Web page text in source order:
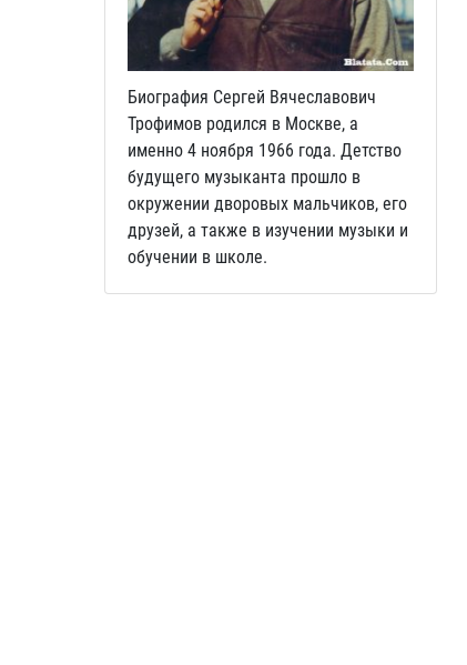
Биография Сергей Вячеславович
Трофимов родился в Москве, а
именно 4 ноября 1966 года. Детство
будущего музыканта прошло в
окружении дворовых мальчиков, его
друзей, а также в изучении музыки и
обучении в школе.